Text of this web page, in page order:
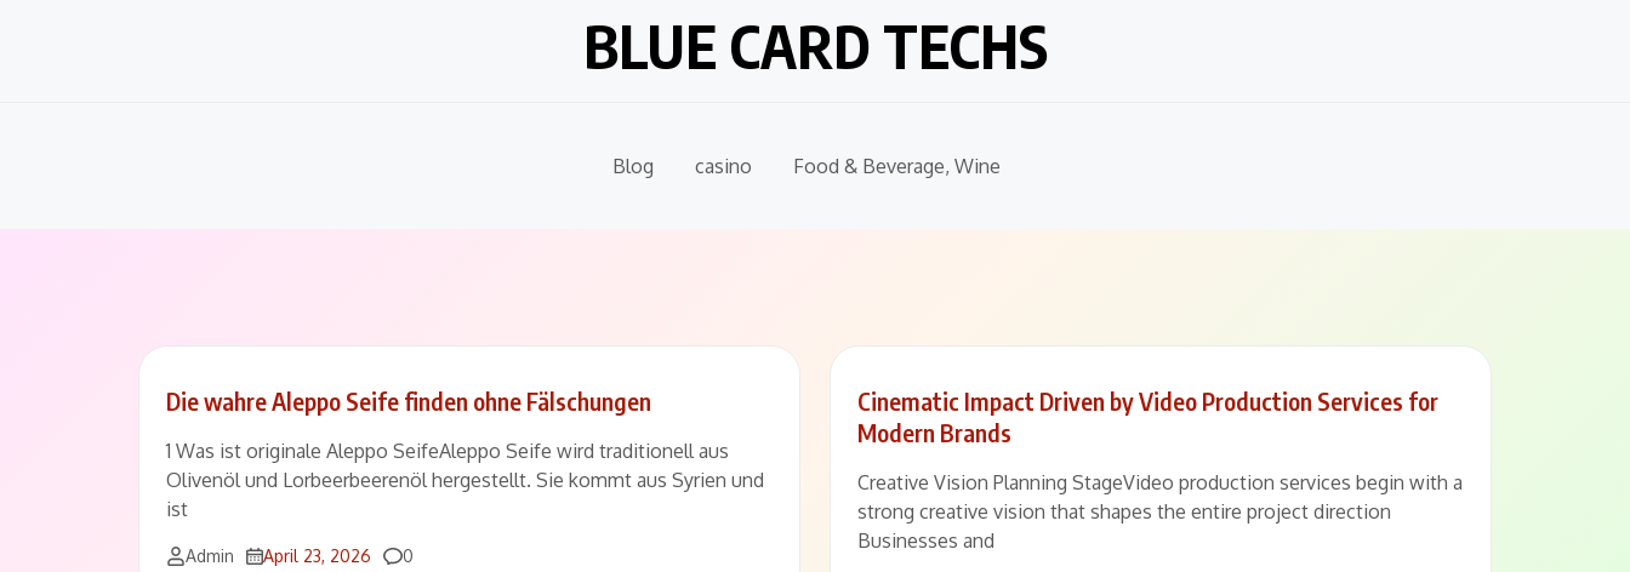
BLUE CARD TECHS
Blog casino Food & Beverage, Wine
Die wahre Aleppo Seife finden ohne Fälschungen
1 Was ist originale Aleppo SeifeAleppo Seife wird traditionell aus
Olivenöl und Lorbeerbeerenöl hergestellt. Sie kommt aus Syrien und
ist
Admin April 23, 2026 Comments
0
Cinematic Impact Driven by Video Production Services for
Modern Brands
Creative Vision Planning StageVideo production services begin with a
strong creative vision that shapes the entire project direction
Businesses and